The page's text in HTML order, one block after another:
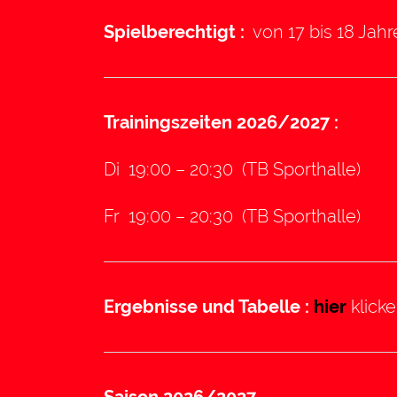
Spielberechtigt : von 17 bis 18
Trainingszeiten 2026/2027 :
Di 19:00 – 20:30 (TB Sporthalle)
Fr 19:00 – 20:30 (TB Sporthalle)
Ergebnisse und Tabelle : hier